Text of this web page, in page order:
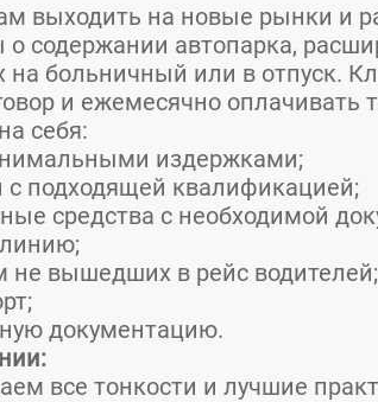
выходить на новые рынки и
содержании автопарка,
больничный или в отпуск.
и ежемесячно
себя:
издержками;
с подходящей квалификацией;
средства с необходимой
не вышедших в рейс водителей;
документацию.
все тонкости и лучшие